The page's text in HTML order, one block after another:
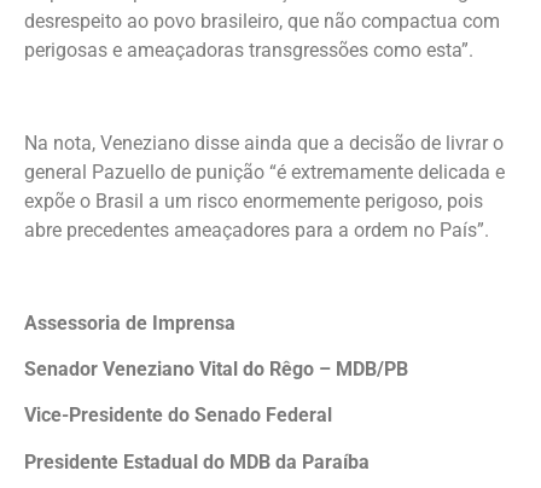
desrespeito ao povo brasileiro, que não compactua com
perigosas e ameaçadoras transgressões como esta”.
Na nota, Veneziano disse ainda que a decisão de livrar o
general Pazuello de punição “é extremamente delicada e
expõe o Brasil a um risco enormemente perigoso, pois
abre precedentes ameaçadores para a ordem no País”.
Assessoria de Imprensa
Senador Veneziano Vital do Rêgo – MDB/PB
Vice-Presidente do Senado Federal
Presidente Estadual do MDB da Paraíba